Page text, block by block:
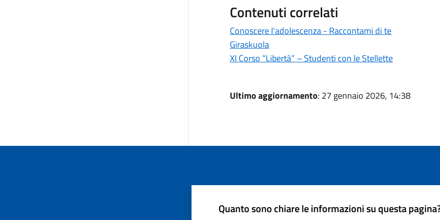
Contenuti correlati
Conoscere l'adolescenza - Raccontami di te
Giraskuola
XI Corso “Libertà” – Studenti con le Stellette
Ultimo aggiornamento: 27 gennaio 2026, 14:38
Quanto sono chiare le informazioni su questa